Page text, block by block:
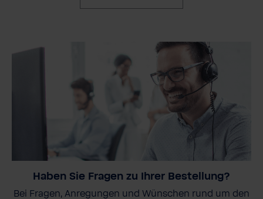
Haben Sie Fragen zu Ihrer Bestellung?
Bei Fragen, Anregungen und Wünschen rund um den